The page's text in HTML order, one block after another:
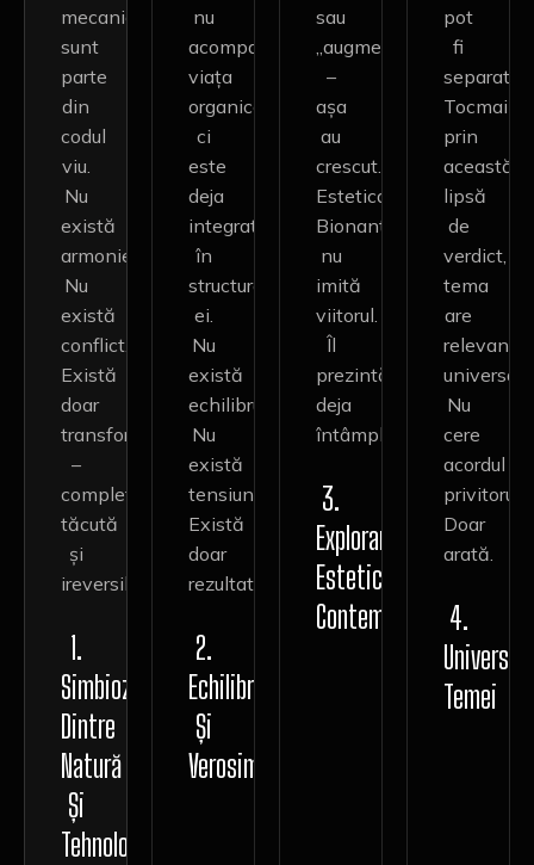
mecanice
sunt
parte
din
codul
viu.
Nu
există
armonie.
Nu
există
conflict.
Există
doar
transformare
–
completă,
tăcută
și
ireversibilă.
1.
Simbioza
Dintre
Natură
Și
Tehnologie
nu
acompaniază
viața
organică,
ci
este
deja
integrată
în
structura
ei.
Nu
există
echilibru.
Nu
există
tensiune.
Există
doar
rezultat.
2.
Echilibrul
Și
Verosimilitatea
sau
„augmentate”
–
așa
au
crescut.
Estetica
Bionantismului
nu
imită
viitorul.
Îl
prezintă
deja
întâmplat.
3.
Explorarea
Esteticii
Contemporane
pot
fi
separate.
Tocmai
prin
această
lipsă
de
verdict,
tema
are
relevanță
Nu
cere
acordul
Doar
arată.
4.
Temei